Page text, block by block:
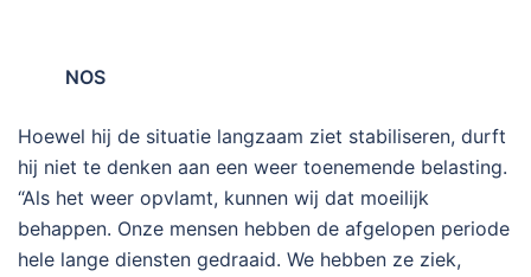
NOS
Hoewel hij de situatie langzaam ziet stabiliseren, durft
hij niet te denken aan een weer toenemende belasting.
“Als het weer opvlamt, kunnen wij dat moeilijk
behappen. Onze mensen hebben de afgelopen periode
hele lange diensten gedraaid. We hebben ze ziek,